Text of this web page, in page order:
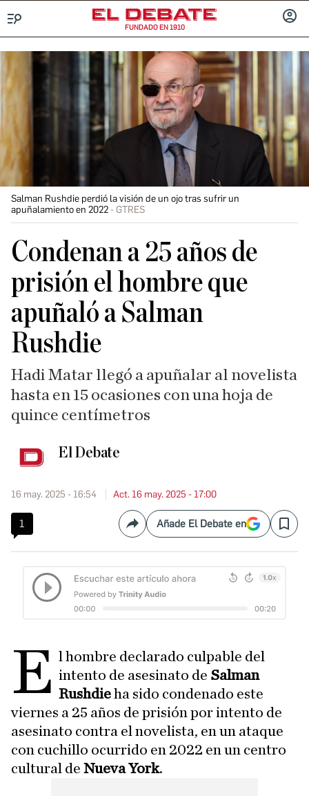
FUNDADO EN 1910
Salman Rushdie perdió la visión de un ojo tras sufrir un
apuñalamiento en 2022
GTRES
Condenan a 25 años de
prisión el hombre que
apuñaló a Salman
Rushdie
Hadi Matar llegó a apuñalar al novelista
hasta en 15 ocasiones con una hoja de
quince centímetros
El Debate
16 may. 2025 - 16:54 Act. 16 may. 2025 - 17:00
1 CompartirAñade El Debate en Save
E l hombre declarado culpable del
intento de asesinato de Salman
Rushdieha sido condenado este
viernes a 25 años de prisión por intento de
asesinato contra el novelista, en un ataque
con cuchillo ocurrido en 2022 en un centro
cultural de Nueva York.